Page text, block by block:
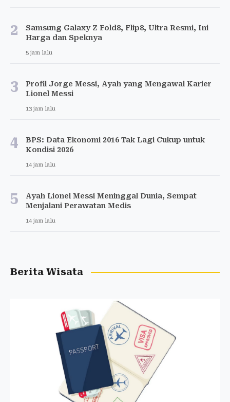
2
Samsung Galaxy Z Fold8, Flip8, Ultra Resmi, Ini
Harga dan Speknya
5 jam lalu
3
Profil Jorge Messi, Ayah yang Mengawal Karier
Lionel Messi
13 jam lalu
4
BPS: Data Ekonomi 2016 Tak Lagi Cukup untuk
Kondisi 2026
14 jam lalu
5
Ayah Lionel Messi Meninggal Dunia, Sempat
Menjalani Perawatan Medis
14 jam lalu
Berita Wisata